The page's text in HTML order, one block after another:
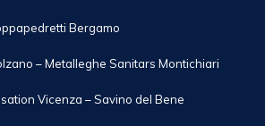
Bergamo
– Metalleghe Sanitars Montichiari
Vicenza – Savino del Bene